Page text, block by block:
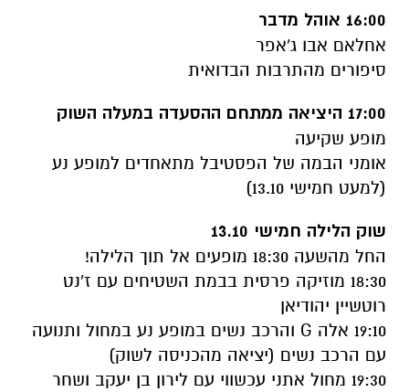
16:00 אוהל מדבר
אחלאם אבו ג'אפר
סיפורים מהתרבות הבדואית
17:00 היציאה ממתחם ההסעדה במעלה השוק
מופע שקיעה
אומני הבמה של הפסטיבל מתאחדים למופע נע
(למעט חמישי 13.10)
שוק הלילה חמישי 13.10
החל מהשעה 18:30 מופעים אל תוך הלילה!
18:30 מוזיקה פרסית בבמת השטיחים עם ז'נט
רוטשיין יהודיאן
19:10 אלה G והרכב נשים במופע נע במחול ותנועה
עם הרכב נשים (יציאה מהכניסה לשוק)
19:30 מחול אתני עכשווי עם לירון בן יעקב ושחר